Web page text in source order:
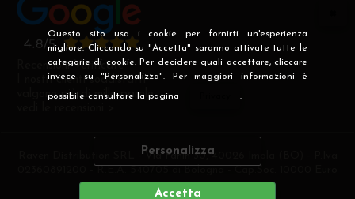
Questo sito usa i cookie per fornirti un'esperienza
migliore. Cliccando su "Accetta" saranno attivate tutte le
categorie di cookie. Per decidere quali accettare, cliccare
invece su "Personalizza". Per maggiori informazioni è
possibile consultare la pagina .
Personalizza
Accetta
Recensioni Verificate
I nostri clienti soddisfatti
valgono più di mille parole
Raven Distribution SRL - Via Fanin 30, 40026 Imola (BO) - P.Iva
i.v